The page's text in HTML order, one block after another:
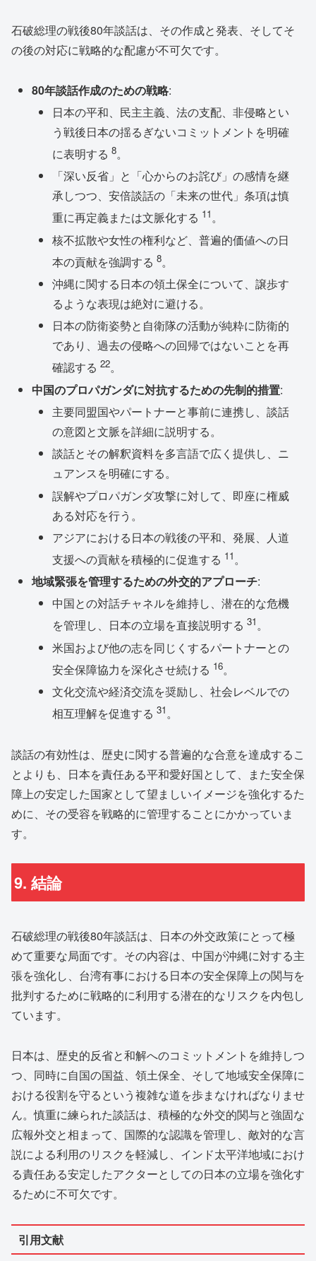
石破総理の戦後80年談話は、その作成と発表、そしてそ
の後の対応に戦略的な配慮が不可欠です。
80年談話作成のための戦略:
日本の平和、民主主義、法の支配、非侵略とい
う戦後日本の揺るぎないコミットメントを明確
に表明する8。
「深い反省」と「心からのお詫び」の感情を継
承しつつ、安倍談話の「未来の世代」条項は慎
重に再定義または文脈化する 11。
核不拡散や女性の権利など、普遍的価値への日
本の貢献を強調する8。
沖縄に関する日本の領土保全について、譲歩す
るような表現は絶対に避ける。
日本の防衛姿勢と自衛隊の活動が純粋に防衛的
であり、過去の侵略への回帰ではないことを再
確認する22。
中国のプロパガンダに対抗するための先制的措置:
主要同盟国やパートナーと事前に連携し、談話
の意図と文脈を詳細に説明する。
談話とその解釈資料を多言語で広く提供し、ニ
ュアンスを明確にする。
誤解やプロパガンダ攻撃に対して、即座に権威
ある対応を行う。
アジアにおける日本の戦後の平和、発展、人道
支援への貢献を積極的に促進する 11。
地域緊張を管理するための外交的アプローチ:
中国との対話チャネルを維持し、潜在的な危機
を管理し、日本の立場を直接説明する31。
米国および他の志を同じくするパートナーとの
安全保障協力を深化させ続ける 16。
文化交流や経済交流を奨励し、社会レベルでの
相互理解を促進する31。
談話の有効性は、歴史に関する普遍的な合意を達成するこ
とよりも、日本を責任ある平和愛好国として、また安全保
障上の安定した国家として望ましいイメージを強化するた
めに、その受容を戦略的に管理することにかかっていま
す。
9. 結論
石破総理の戦後80年談話は、日本の外交政策にとって極
めて重要な局面です。その内容は、中国が沖縄に対する主
張を強化し、台湾有事における日本の安全保障上の関与を
批判するために戦略的に利用する潜在的なリスクを内包し
ています。
日本は、歴史的反省と和解へのコミットメントを維持しつ
つ、同時に自国の国益、領土保全、そして地域安全保障に
おける役割を守るという複雑な道を歩まなければなりませ
ん。慎重に練られた談話は、積極的な外交的関与と強固な
広報外交と相まって、国際的な認識を管理し、敵対的な言
説による利用のリスクを軽減し、インド太平洋地域におけ
る責任ある安定したアクターとしての日本の立場を強化す
るために不可欠です。
引用文献